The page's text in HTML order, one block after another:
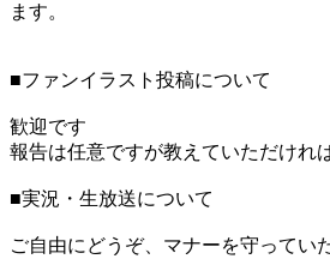
ます。
■ファンイラスト投稿について
歓迎です
報告は任意ですが教えていただけれ
■実況・生放送について
ご自由にどうぞ、マナーを守ってい